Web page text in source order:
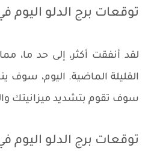
توقعات برج الدلو اليوم
لقد أنفقت أكثر، إلى حد ما،
القليلة الماضية. اليوم، سوف
سوف تقوم بتشديد ميزانيتك
توقعات برج الدلو اليوم